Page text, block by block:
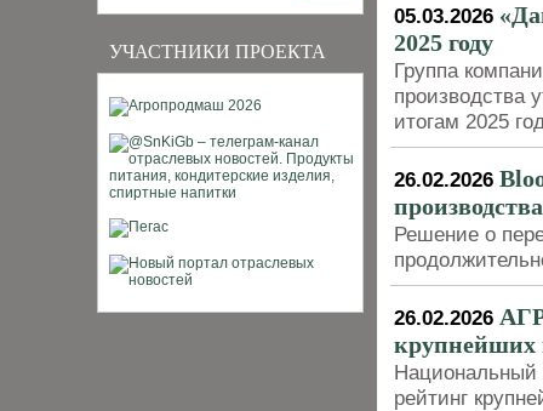
УЧАСТНИКИ ПРОЕКТА
05.03.2026
2025 году
Группа
производства
итогам 2025
26.02.2026
Решение о
26.02.2026
крупнейших
Национальный
рейтинг